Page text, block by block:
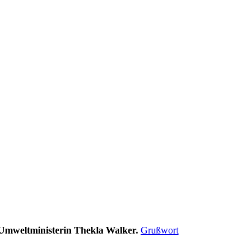
Thekla Walker. Grußwort